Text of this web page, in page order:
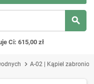
search
Ci: 615,00 zł
chevron_right A-02 | Kąpiel